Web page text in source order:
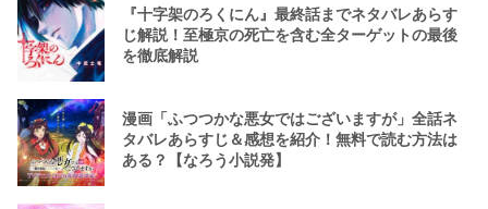
『十字架のろくにん』最終話までネタバレあらす
じ解説！至極京の死亡を含む全ターゲットの最後
を徹底解説
漫画「ふつつかな悪女ではございますが」全話ネ
タバレあらすじ＆感想を紹介！無料で読む方法は
ある？【なろう小説発】